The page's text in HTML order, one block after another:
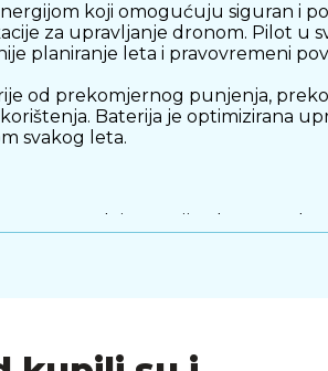
koji omogućuju siguran i
za upravljanje dronom. Pilot
planiranje leta i pravovremeni
od prekomjernog punjenja,
Baterija je optimizirana
svakog leta.
2788 mAh i energije oko 19.5 Wh,